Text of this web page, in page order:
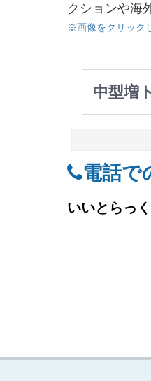
クションや海
※画像をクリック
中型増
電話で
いいとらっ